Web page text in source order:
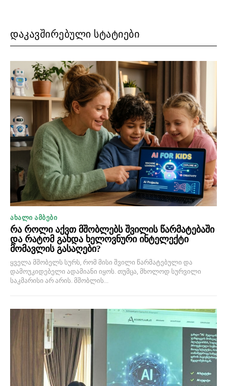
ᲓᲐᲙᲐᲕᲨᲘᲠᲔᲑᲣᲚᲘ ᲡᲢᲐᲢᲘᲔᲑᲘ
ᲐᲮᲐᲚᲘ ᲐᲛᲑᲔᲑᲘ
რა როლი აქვთ მშობლებს შვილის წარმატებაში
და რატომ გახდა ხელოვნური ინტელექტი
მომავლის გასაღები?
ყველა მშობელს სურს, რომ მისი შვილი წარმატებული და
დამოუკიდებელი ადამიანი იყოს. თუმცა, მხოლოდ სურვილი
საკმარისი არ არის. მშობლის...